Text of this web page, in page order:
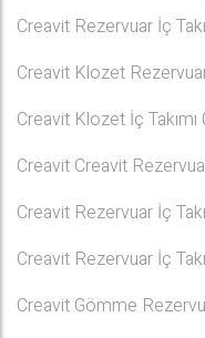
Creavit Rezervuar İç
Creavit Klozet
Creavit Klozet İç
Creavit Creavit
Creavit Rezervuar İç
Creavit Rezervuar İç
Creavit Gömme